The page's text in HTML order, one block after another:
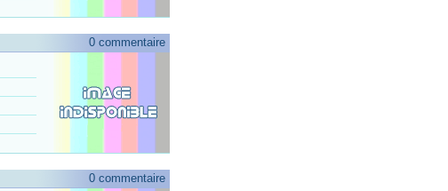
0 commentaire
0 commentaire